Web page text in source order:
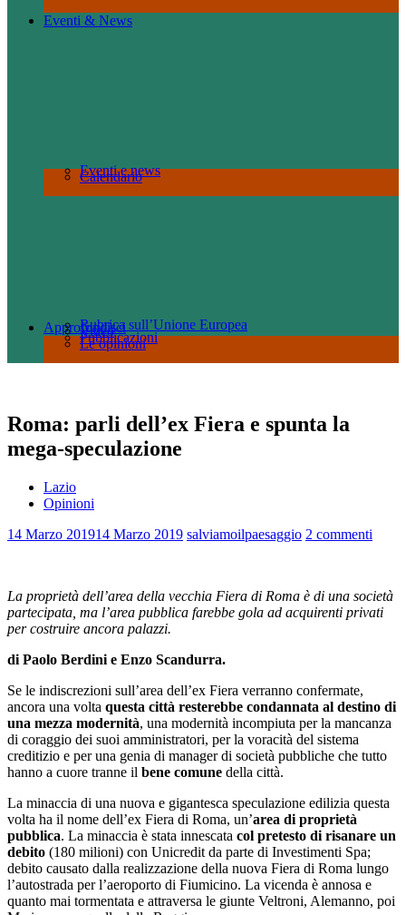
Eventi & News
Calendario
Eventi e news
Approfondisci
Le opinioni
Pubblicazioni
Video
Rubrica sull’Unione Europea
Roma: parli dell’ex Fiera e spunta la
mega-speculazione
Lazio
Opinioni
14 Marzo 201914 Marzo 2019 salviamoilpaesaggio 2 commenti
La proprietà dell’area della vecchia Fiera di Roma è di una società
partecipata, ma l’area pubblica farebbe gola ad acquirenti privati
per costruire ancora palazzi.
di Paolo Berdini e Enzo Scandurra.
Se le indiscrezioni sull’area dell’ex Fiera verranno confermate,
ancora una volta questa città resterebbe condannata al destino di
una mezza modernità, una modernità incompiuta per la mancanza
di coraggio dei suoi amministratori, per la voracità del sistema
creditizio e per una genia di manager di società pubbliche che tutto
hanno a cuore tranne il bene comune della città.
La minaccia di una nuova e gigantesca speculazione edilizia questa
volta ha il nome dell’ex Fiera di Roma, un’area di proprietà
pubblica. La minaccia è stata innescata col pretesto di risanare un
debito (180 milioni) con Unicredit da parte di Investimenti Spa;
debito causato dalla realizzazione della nuova Fiera di Roma lungo
l’autostrada per l’aeroporto di Fiumicino. La vicenda è annosa e
quanto mai tormentata e attraversa le giunte Veltroni, Alemanno, poi